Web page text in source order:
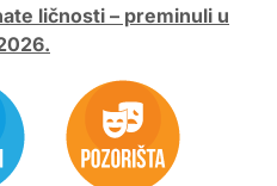
ličnosti – preminuli u